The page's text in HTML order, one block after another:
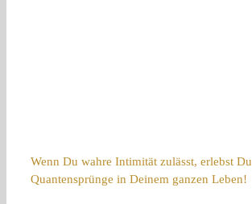
Wenn Du wahre Intimität zulässt, erlebst Du
Quantensprünge in Deinem ganzen Leben!